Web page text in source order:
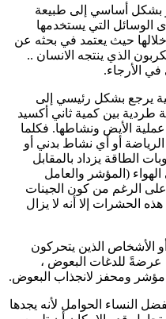
بشكل أساسي إلى طبيعة
الوسائل التي يستخدمها
حيث يعتمد في بحثه عن
الذي ينتجه الانسان ..
الأرجاء.
يرجع بشكل رئيسي إلى
طردية بين كمية ثاني أكسيد
عملية الأيض ونشاطها. فكلما
أو أي نشاط بدني أو
الطاقة يزداد بالمقابل
(المؤشر والعامل
الرغم من كون الجينات
الحشرات إلا أنه لا يزال
الأشخاص الذين يتحركون
للدغات البعوض ،
مؤشر ومحفز لانجذاب البعوض.
النساء الحوامل لأنه يجدها